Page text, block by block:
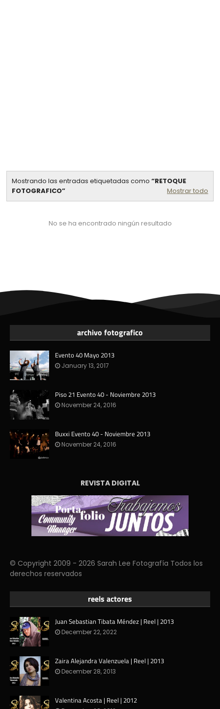
Mostrando las entradas etiquetadas como
RETOQUE
FOTOGRAFICO
Mostrar todo
No se ha encontrado ningún resultado
archivo fotografico
Evento 40 Mayo 2013
January 13, 2017
Piso 21 Evento 40 - Noviembre 2013
November 24, 2016
Buxxi Evento 40 - Noviembre 2013
November 24, 2016
REVISTA DIGITAL
© Copyright 2009 - 2026 Sarah Lee Fotografía Todos los
derechos reservados
reels actores
Juan Sebastian Tibata Méndez | Reel | 2013
December 22, 2022
Zaira Alejandra Valenzuela | Reel | 2013
December 28, 2013
Valentina Acosta | Reel | 2012